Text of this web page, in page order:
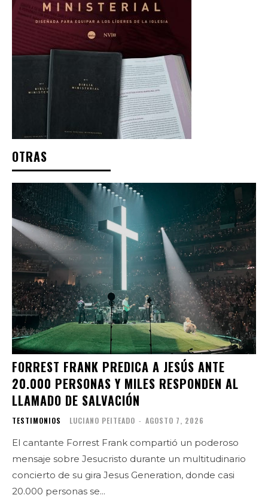
OTRAS
FORREST FRANK PREDICA A JESÚS ANTE
20.000 PERSONAS Y MILES RESPONDEN AL
LLAMADO DE SALVACIÓN
TESTIMONIOS LUCIANO PEITEADO - AGOSTO 7, 2026
El cantante Forrest Frank compartió un poderoso
mensaje sobre Jesucristo durante un multitudinario
concierto de su gira Jesus Generation, donde casi
20.000 personas se...